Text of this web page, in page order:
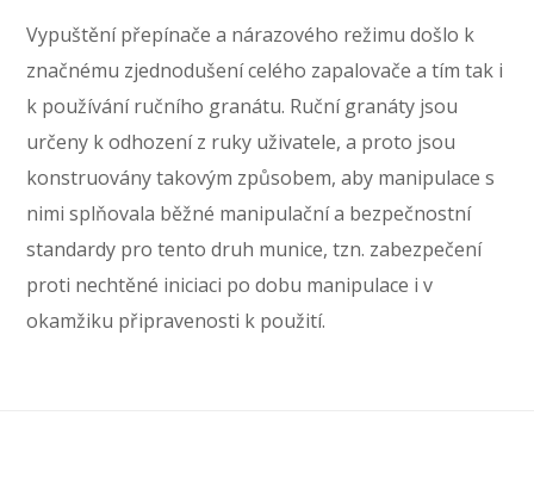
Vypuštění přepínače a nárazového režimu došlo k
značnému zjednodušení celého zapalovače a tím tak i
k používání ručního granátu. Ruční granáty jsou
určeny k odhození z ruky uživatele, a proto jsou
konstruovány takovým způsobem, aby manipulace s
nimi splňovala běžné manipulační a bezpečnostní
standardy pro tento druh munice, tzn. zabezpečení
proti nechtěné iniciaci po dobu manipulace i v
okamžiku připravenosti k použití.